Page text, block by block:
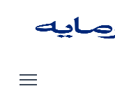
تصویری انواع